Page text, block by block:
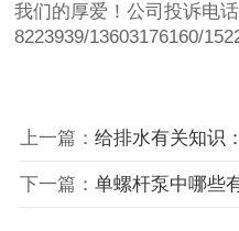
我们的厚爱！公司投诉电
8223939/13603176160/
上一篇： 给排水有关知识
下一篇： 单螺杆泵中哪些